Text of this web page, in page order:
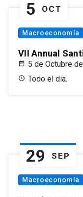
5 OCT
Macroeconomía
VII Annual
5 de Octubre
Todo el dia.
29 SEP
Macroeconomía